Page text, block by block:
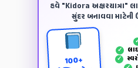
હવે "Kidora અક્ષરયાત્રા"
સુંદર બનાવવા માટેની
100+
✓
✓